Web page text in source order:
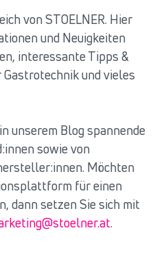
von STOELNER. Hier
und Neuigkeiten
interessante Tipps &
Gastrotechnik und vieles
unserem Blog spannende
sowie von
Möchten
für einen
dann setzen Sie sich mit
.